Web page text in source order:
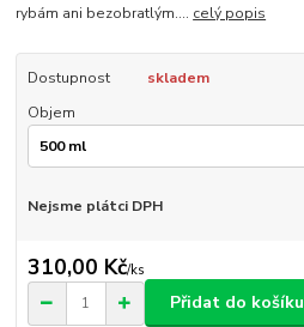
rybám ani bezobratlým.... celý popis
Dostupnost
skladem
Objem
Nejsme plátci DPH
310,00 Kč/ks
Přidat do košíku